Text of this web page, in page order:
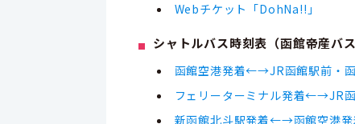
Webチケット「DohNa!!」
シャトルバス時刻表（函館帝産バス
函館空港発着←→JR函館駅前・
フェリーターミナル発着←→JR
新函館北斗駅発着←→函館空港発